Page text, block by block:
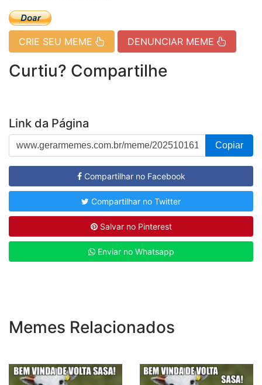
CRIE SEU MEME DENUNCIAR MEME
Curtiu? Compartilhe
Link da Página
Copiar
Compartilhar no Facebook
Compartilhar no Twitter
Salvar no Pinterest
Enviar no Whatsapp
Memes Relacionados